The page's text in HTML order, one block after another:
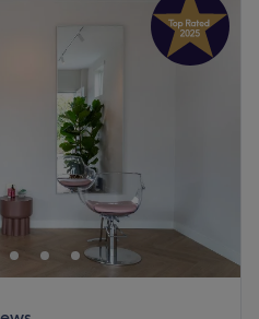
Er wordt gewerkt met
CHI en Keune.
venue
18:30
–18:00
18:30
09:30
van Zaandam is niet
namelijk een award-winning
sferen waant. In 2017
gewonnen. Het team
is gespecialiseerd in
én altijd goed op de hoogte